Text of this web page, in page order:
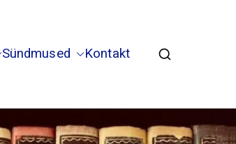
haruraamatukogud
Sündmused Kontakt